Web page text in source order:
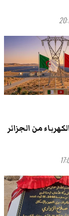
من الجزائر